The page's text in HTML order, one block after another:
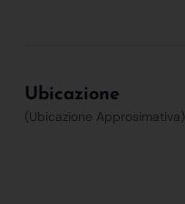
Ubicazione
(Ubicazione Approsimativa)